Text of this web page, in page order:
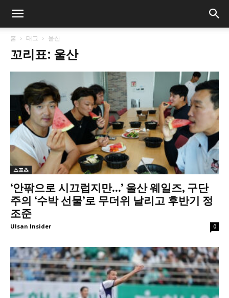
홈 태그 울산
꼬리표: 울산
스포츠
‘안팎으로 시끄럽지만…’ 울산 웨일즈, 구단
주의 ‘수박 선물’로 무더위 날리고 후반기 정
조준
Ulsan Insider 0